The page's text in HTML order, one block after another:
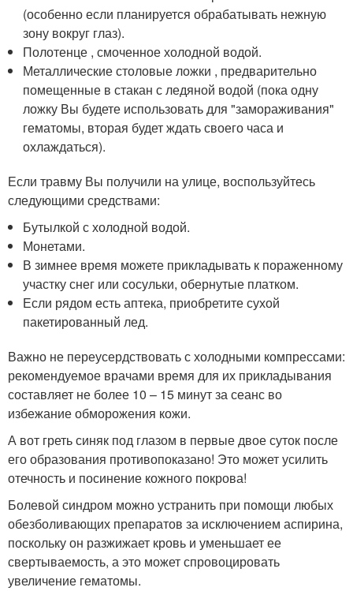
(особенно если планируется обрабатывать нежную
зону вокруг глаз).
Полотенце , смоченное холодной водой.
Металлические столовые ложки , предварительно
помещенные в стакан с ледяной водой (пока одну
ложку Вы будете использовать для "замораживания"
гематомы, вторая будет ждать своего часа и
охлаждаться).
Если травму Вы получили на улице, воспользуйтесь
следующими средствами:
Бутылкой с холодной водой.
Монетами.
В зимнее время можете прикладывать к пораженному
участку снег или сосульки, обернутые платком.
Если рядом есть аптека, приобретите сухой
пакетированный лед.
Важно не переусердствовать с холодными компрессами:
рекомендуемое врачами время для их прикладывания
составляет не более 10 – 15 минут за сеанс во
избежание обморожения кожи.
А вот греть синяк под глазом в первые двое суток после
его образования противопоказано! Это может усилить
отечность и посинение кожного покрова!
Болевой синдром можно устранить при помощи любых
обезболивающих препаратов за исключением аспирина,
поскольку он разжижает кровь и уменьшает ее
свертываемость, а это может спровоцировать
увеличение гематомы.